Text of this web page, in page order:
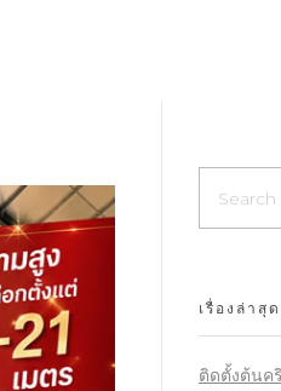
เรื่องล่าสุด
ติดตั้งต้นค